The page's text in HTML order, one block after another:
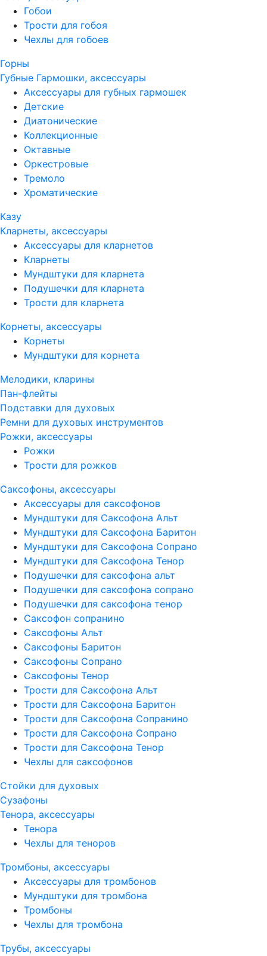
Гобои
Трости для гобоя
Чехлы для гобоев
Горны
Губные Гармошки, аксессуары
Аксессуары для губных гармошек
Детские
Диатонические
Коллекционные
Октавные
Оркестровые
Тремоло
Хроматические
Казу
Кларнеты, аксессуары
Аксессуары для кларнетов
Кларнеты
Мундштуки для кларнета
Подушечки для кларнета
Трости для кларнета
Корнеты, аксессуары
Корнеты
Мундштуки для корнета
Мелодики, кларины
Пан-флейты
Подставки для духовых
Ремни для духовых инструментов
Рожки, аксессуары
Рожки
Трости для рожков
Саксофоны, аксессуары
Аксессуары для саксофонов
Мундштуки для Саксофона Альт
Мундштуки для Саксофона Баритон
Мундштуки для Саксофона Сопрано
Мундштуки для Саксофона Тенор
Подушечки для саксофона альт
Подушечки для саксофона сопрано
Подушечки для саксофона тенор
Саксофон сопранино
Саксофоны Альт
Саксофоны Баритон
Саксофоны Сопрано
Саксофоны Тенор
Трости для Саксофона Альт
Трости для Саксофона Баритон
Трости для Саксофона Сопранино
Трости для Саксофона Сопрано
Трости для Саксофона Тенор
Чехлы для саксофонов
Стойки для духовых
Сузафоны
Тенора, аксессуары
Тенора
Чехлы для теноров
Тромбоны, аксессуары
Аксессуары для тромбонов
Мундштуки для тромбона
Тромбоны
Чехлы для тромбона
Трубы, аксессуары